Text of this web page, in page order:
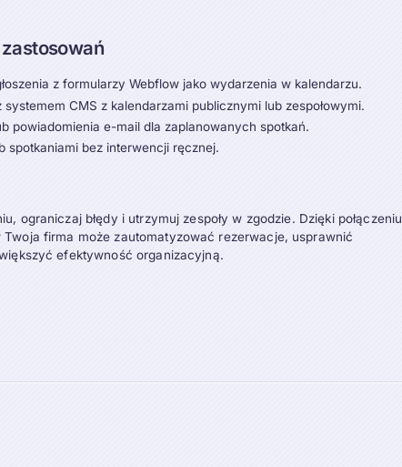
z formularzy Webflow jako wydarzenia w kalendarzu.
CMS z kalendarzami publicznymi lub zespołowymi.
powiadomienia e-mail dla zaplanowanych spotkań.
spotkaniami bez interwencji ręcznej.
ograniczaj błędy i utrzymuj zespoły w zgodzie. Dzięki połączeniu
Twoja firma może zautomatyzować rezerwacje, usprawnić
efektywność organizacyjną.